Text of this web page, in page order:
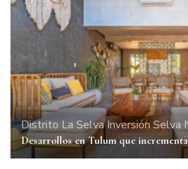
Distrito La SelvaInversiónSelva
Desarrollos en Tulum que